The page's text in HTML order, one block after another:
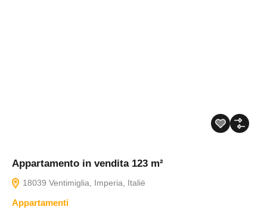
Appartamento in vendita 123 m²
18039 Ventimiglia, Imperia, Italië
Appartamenti